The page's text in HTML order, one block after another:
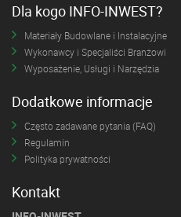
Dla kogo INFO-INWEST?
Materiały Budowlane i Instalacyjne
Wykonawcy i Specjaliści Branżowi
Wyposażenie, Usługi i Narzędzia
Dodatkowe informacje
Często zadawane pytania (FAQ)
Regulamin
Polityka prywatności
Kontakt